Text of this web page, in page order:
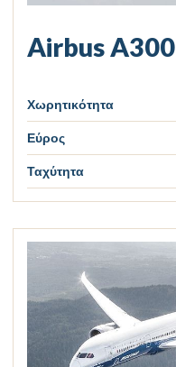
Airbus A300
Χωρητικότητα
Εύρος
Ταχύτητα